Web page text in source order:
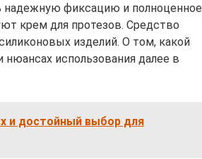
надежную фиксацию и полноценное
крем для протезов. Средство
изделий. О том, какой
использования далее в
и достойный выбор для